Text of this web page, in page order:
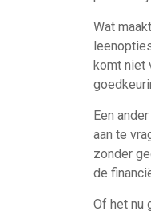
Wat
komt niet
Een
aan te
zonder
de
Of het nu